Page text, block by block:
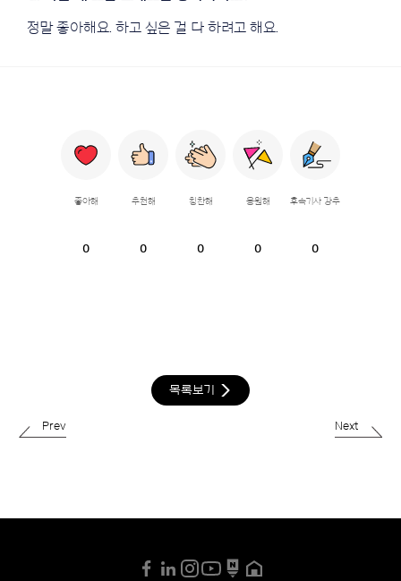
정말 좋아해요. 하고 싶은 걸 다 하려고 해요.
좋아해
0
추천해
0
칭찬해
0
응원해
0
후속기사 강추
0
목록보기
Prev Next